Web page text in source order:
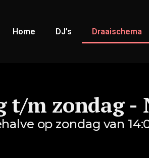
Home DJ’s Draaischema
t/m zondag -
op zondag van